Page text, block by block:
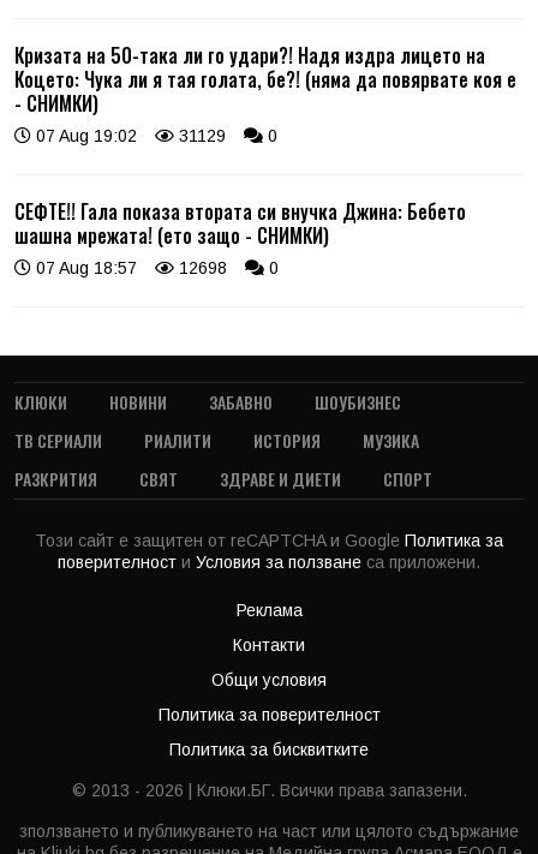
Кризата на 50-така ли го удари?! Надя издра лицето на
Коцето: Чука ли я тая голата, бе?! (няма да повярвате коя е
- СНИМКИ)
07 Aug 19:02 31129 0
СЕФТЕ!! Гала показа втората си внучка Джина: Бебето
шашна мрежата! (ето защо - СНИМКИ)
07 Aug 18:57 12698 0
КЛЮКИ НОВИНИ ЗАБАВНО
ШОУБИЗНЕС
ТВ СЕРИАЛИ
РИАЛИТИ ИСТОРИЯ
МУЗИКА
РАЗКРИТИЯ
СВЯТ ЗДРАВЕ И ДИЕТИ СПОРТ
Този сайт е защитен от reCAPTCHA и Google Политика за
поверителност и Условия за ползване са приложени.
Реклама
Контакти
Общи условия
Политика за поверителност
Политика за бисквитките
© 2013 - 2026 | Клюки.БГ. Всички права запазени.
зползването и публикуването на част или цялото съдържание